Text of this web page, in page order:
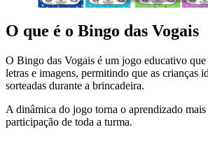
O que é o Bingo das Vogais
O Bingo das Vogais é um jogo educativo
letras e imagens, permitindo que as crianças
sorteadas durante a brincadeira.
A dinâmica do jogo torna o aprendizado
participação de toda a turma.